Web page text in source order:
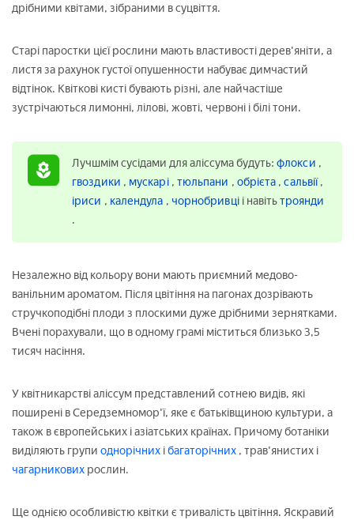
дрібними квітами, зібраними в суцвіття.
Старі паростки цієї рослини мають властивості дерев'яніти, а
листя за рахунок густої опушенности набуває димчастий
відтінок. Квіткові кисті бувають різні, але найчастіше
зустрічаються лимонні, лілові, жовті, червоні і білі тони.
Лучшмім сусідами для аліссума будуть: флокси ,
гвоздики , мускарі , тюльпани , обрієта ,сальвії,
іриси , календула , чорнобривці і навітьтроянди
.
Незалежно від кольору вони мають приємний медово-
ванільним ароматом. Після цвітіння на пагонах дозрівають
стручкоподібні плоди з плоскими дуже дрібними зернятками.
Вчені порахували, що в одному грамі міститься близько 3,5
тисяч насіння.
У квітникарстві аліссум представлений сотнею видів, які
поширені в Середземномор'ї, яке є батьківщиною культури, а
також в європейських і азіатських країнах. Причому ботаніки
виділяють групи однорічних ібагаторічних , трав'янистих і
чагарникових рослин.
Ще однією особливістю квітки є тривалість цвітіння. Яскравий